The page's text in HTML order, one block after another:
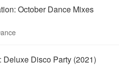
October Dance Mixes
Deluxe Disco Party (2021)